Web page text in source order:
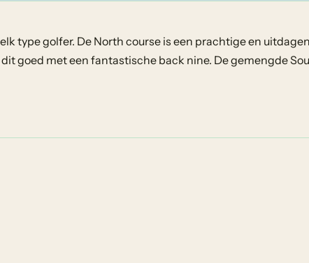
type golfer. De North course is een prachtige en
goed met een fantastische back nine. De gemengde